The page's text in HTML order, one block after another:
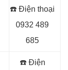
☎️ Điện thoại
0932 489
685
☎️ Điện